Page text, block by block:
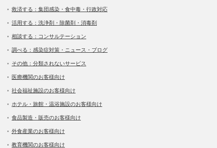
救済する：集団感染・食中毒・行政対応
活用する：洗浄剤・除菌剤・消毒剤
相談する：コンサルテーション
調べる：感染症対策・ニュース・ブログ
その他：分類されないサービス
医療機関のお客様向け
社会福祉施設のお客様向け
ホテル・旅館・温浴施設のお客様向け
食品製造・販売のお客様向け
外食産業のお客様向け
教育機関のお客様向け